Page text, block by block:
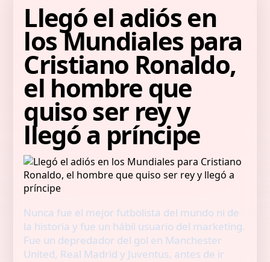
Llegó el adiós en
los Mundiales para
Cristiano Ronaldo,
el hombre que
quiso ser rey y
llegó a príncipe
Nunca fue el mejor futbolista del mundo ni de
la historia y fue un hábil usuario del marketing.
Fue un depredador del gol en Manchester
United, Real Madrid y Juventus, antes de ir